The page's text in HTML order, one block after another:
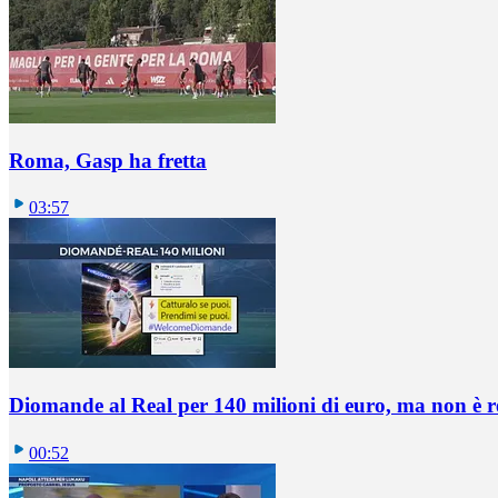
Roma, Gasp ha fretta
03:57
Diomande al Real per 140 milioni di euro, ma non è
00:52